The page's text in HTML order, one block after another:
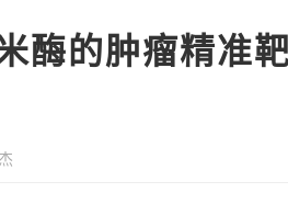
酶的肿瘤精准